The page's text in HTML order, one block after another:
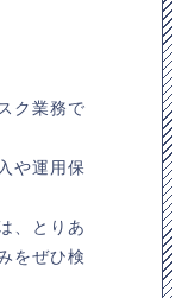
ク業務で
や運用保
、とりあ
をぜひ検